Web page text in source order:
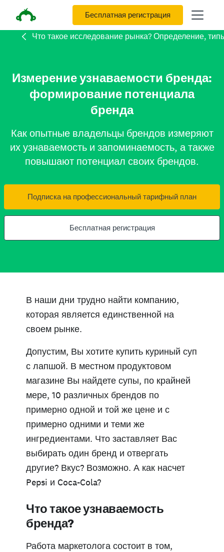
Бесплатная регистрация
Что такое исследование рынка? Определение,
Измерение узнаваемости бренда:
формирование потенциала
бренда
Как опытные владельцы брендов измеряют
их узнаваемость и запоминаемость, а также
повышают потенциал своих брендов.
Подписка на профессиональный тарифный план
Бесплатная регистрация
В наши дни трудно найти компанию,
которая является единственной на
своем рынке.
Допустим, Вы хотите купить куриный суп
с лапшой. В местном продуктовом
магазине Вы найдете супы, по крайней
мере, 10 различных брендов по
примерно одной и той же цене и с
примерно одними и теми же
ингредиентами. Что заставляет Вас
выбирать один бренд и отвергать
другие? Вкус? Возможно. А как насчет
Pepsi и Coca-Cola?
Что такое узнаваемость
бренда?
Работа маркетолога состоит в том,